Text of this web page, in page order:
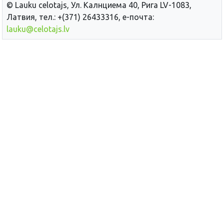
© Lauku сelotajs, Ул. Калнциема 40, Рига LV-1083,
Латвия, тел.: +(371) 26433316, е-почта:
lauku@celotajs.lv